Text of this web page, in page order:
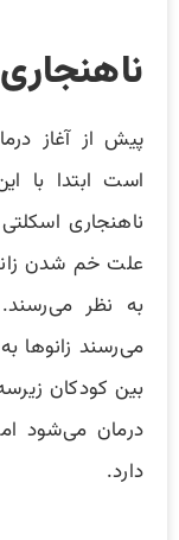
پیش از آغاز
است ابتدا با
ناهنجاری
علت خم شدن
به نظر
می‌رسند زانوها
درمان می‌شود
دارد.